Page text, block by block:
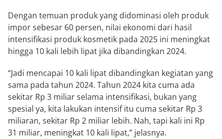
Dengan temuan produk yang didominasi oleh produk
impor sebesar 60 persen, nilai ekonomi dari hasil
intensifikasi produk kosmetik pada 2025 ini meningkat
hingga 10 kali lebih lipat jika dibandingkan 2024.
“Jadi mencapai 10 kali lipat dibandingkan kegiatan yang
sama pada tahun 2024. Tahun 2024 kita cuma ada
sekitar Rp 3 miliar selama intensifikasi, bukan yang
spesial ya, kita lakukan intensif itu cuma sekitar Rp 3
miliaran, sekitar Rp 2 miliar lebih. Nah, tapi kali ini Rp
31 miliar, meningkat 10 kali lipat,” jelasnya.